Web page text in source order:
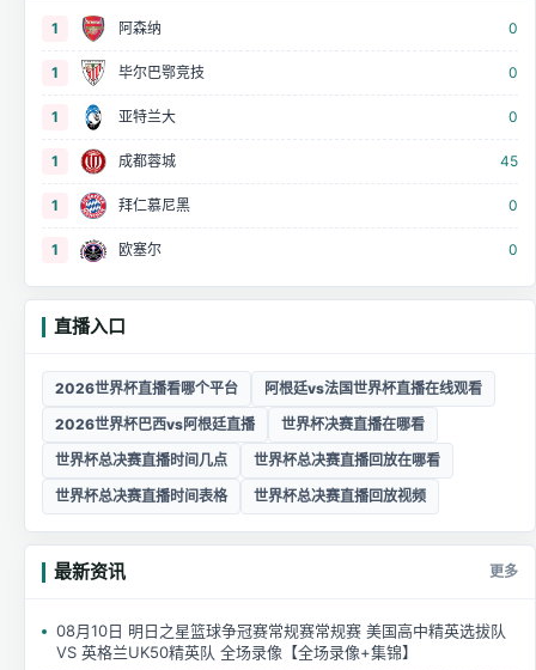
1 阿森纳 0
1 毕尔巴鄂竞技 0
1 亚特兰大 0
1 成都蓉城 45
1 拜仁慕尼黑 0
1 欧塞尔 0
直播入口
2026世界杯直播看哪个平台
阿根廷vs法国世界杯直播在线观看
2026世界杯巴西vs阿根廷直播
世界杯决赛直播在哪看
世界杯总决赛直播时间几点
世界杯总决赛直播回放在哪看
世界杯总决赛直播时间表格
世界杯总决赛直播回放视频
最新资讯 更多
08月10日 明日之星篮球争冠赛常规赛常规赛 美国高中精英选拔队
VS 英格兰UK50精英队 全场录像【全场录像+集锦】